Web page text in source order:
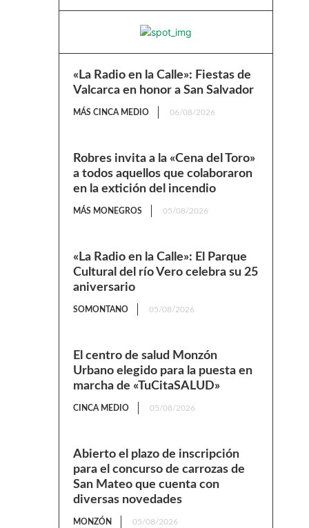
«La Radio en la Calle»: Fiestas de
Valcarca en honor a San Salvador
MÁS CINCA MEDIO 06/08/2026
Robres invita a la «Cena del Toro»
a todos aquellos que colaboraron
en la extición del incendio
MÁS MONEGROS 05/08/2026
«La Radio en la Calle»: El Parque
Cultural del río Vero celebra su 25
aniversario
SOMONTANO 05/08/2026
El centro de salud Monzón
Urbano elegido para la puesta en
marcha de «TuCitaSALUD»
CINCA MEDIO 05/08/2026
Abierto el plazo de inscripción
para el concurso de carrozas de
San Mateo que cuenta con
diversas novedades
MONZÓN 05/08/2026